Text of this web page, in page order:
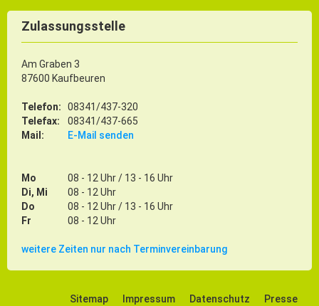
Zulassungsstelle
Am Graben 3
87600 Kaufbeuren
Telefon:
08341/437-320
Telefax:
08341/437-665
Mail:
E-Mail senden
Mo
08 - 12 Uhr / 13 - 16 Uhr
Di, Mi
08 - 12 Uhr
Do
08 - 12 Uhr / 13 - 16 Uhr
Fr
08 - 12 Uhr
weitere Zeiten nur nach Terminvereinbarung
Sitemap Impressum Datenschutz
Presse